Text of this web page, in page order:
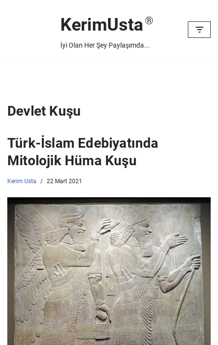
KerimUsta
İyi Olan Her Şey Paylaşımda...
Devlet Kuşu
Türk-İslam Edebiyatında
Mitolojik Hüma Kuşu
Kerim Usta 22 Mart 2021